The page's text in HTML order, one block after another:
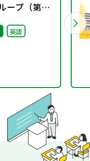
ープ（第6
料
英語